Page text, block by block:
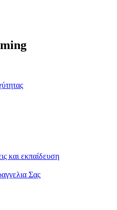
και εκπαίδευση
Σας